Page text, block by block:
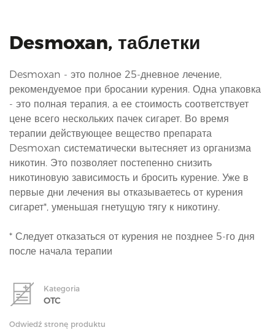
Desmoxan, таблетки
Desmoxan - это полное 25-дневное лечение,
рекомендуемое при бросании курения. Одна упаковка
- это полная терапия, а ее стоимость соответствует
цене всего нескольких пачек сигарет. Во время
терапии действующее вещество препарата
Desmoxan систематически вытесняет из организма
никотин. Это позволяет постепенно снизить
никотиновую зависимость и бросить курение. Уже в
первые дни лечения вы отказываетесь от курения
сигарет*, уменьшая гнетущую тягу к никотину.
* Следует отказаться от курения не позднее 5-го дня
после начала терапии
Kategoria
OTC
Odwiedź stronę produktu